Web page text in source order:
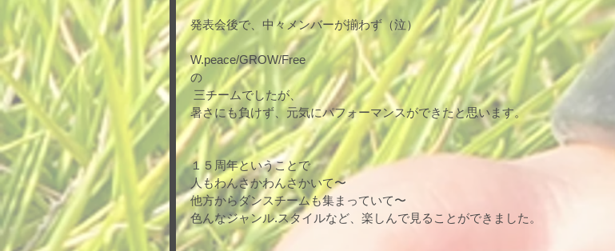
発表会後で、中々メンバーが揃わず（泣）
W.peace/GROW/Free
の
三チームでしたが、
暑さにも負けず、元気にパフォーマンスができたと思います。
１５周年ということで
人もわんさかわんさかいて〜
他方からダンスチームも集まっていて〜
色んなジャンル.スタイルなど、楽しんで見ることができました。